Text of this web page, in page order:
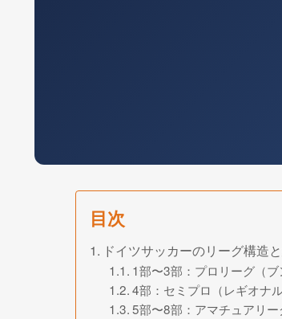
目次
ドイツサッカーのリーグ構造
1部〜3部：プロリーグ（ブ
4部：セミプロ（レギオナル
5部〜8部：アマチュアリー